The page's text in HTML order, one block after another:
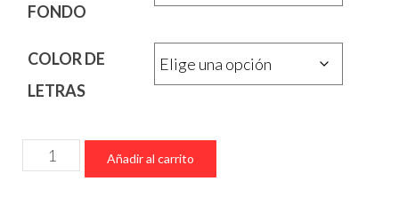
FONDO
COLOR DE
LETRAS
Parasol
Seat
Añadir al carrito